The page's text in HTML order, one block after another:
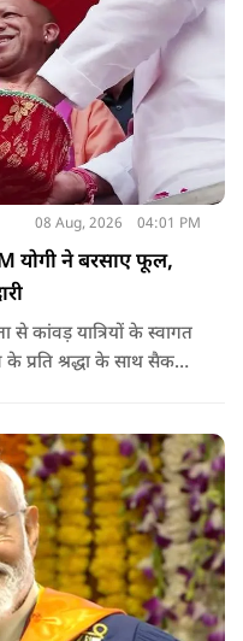
08 Aug, 2026 04:01 PM
योगी ने बरसाए फूल,
से कांवड़ यात्रियों के स्वागत
प्रति श्रद्धा के साथ सैकड़ों
उनकी हर श्वांस शिव के नाम